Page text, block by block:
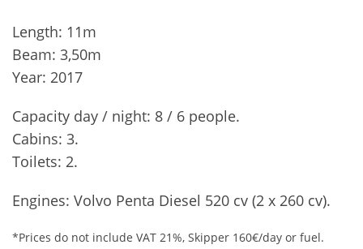
Length: 11m
Beam: 3,50m
Year: 2017
Capacity day / night: 8 / 6 people.
Cabins: 3.
Toilets: 2.
Engines: Volvo Penta Diesel 520 cv (2 x 260 cv).
*Prices do not include VAT 21%, Skipper 160€/day or fuel.